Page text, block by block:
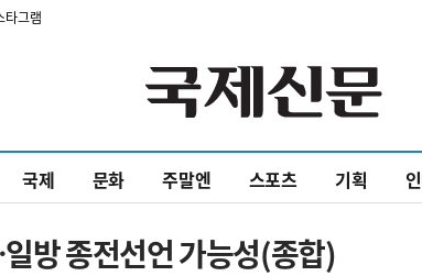
타그램
국제 문화 주말엔 스포츠 기획
방 종전선언 가능성(종합)